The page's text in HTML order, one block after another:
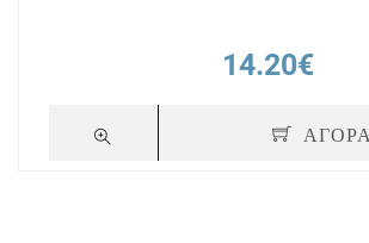
14.20€
ΑΓΟΡΑ